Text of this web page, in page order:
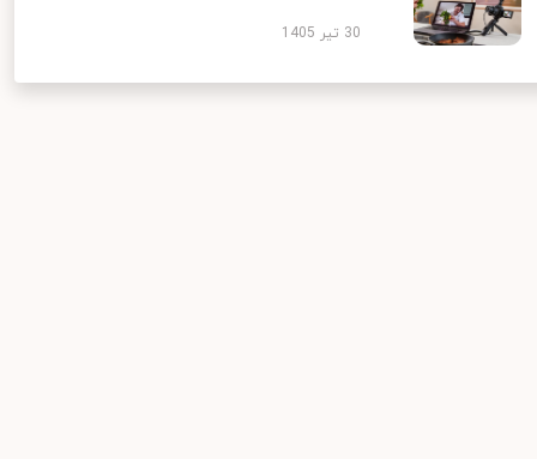
30 تیر 1405